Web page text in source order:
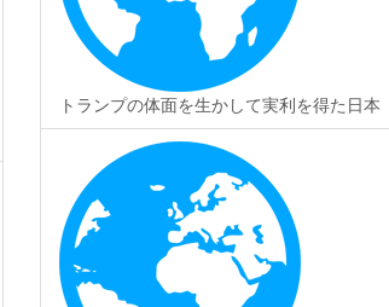
トランプの体面を生かして実利を得た日本